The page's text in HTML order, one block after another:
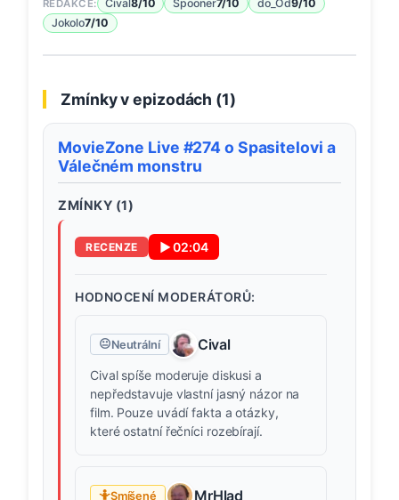
REDAKCE: Cival8/10 Spooner7/10 do_Od9/10
Jokolo7/10
Zmínky v epizodách (1)
MovieZone Live #274 o Spasitelovi a
Válečném monstru
ZMÍNKY (1)
RECENZE ▶02:04
HODNOCENÍ MODERÁTORŮ:
😐Neutrální Cival
Cival spíše moderuje diskusi a
nepředstavuje vlastní jasný názor na
film. Pouze uvádí fakta a otázky,
které ostatní řečníci rozebírají.
🤷Smíšené MrHlad